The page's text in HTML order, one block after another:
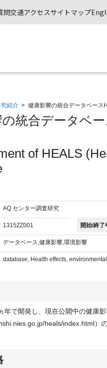
問交通アクセスサイトマップ
紹介 > 健康影響の統合データベース
統合データベ
of HEALS
AQ センター調査研究
1315ZZ001 開始/終了
データベース,健康影響,環境影響
database, Health effects,
年で開発し、現在公開中の健康
heals/index.html）